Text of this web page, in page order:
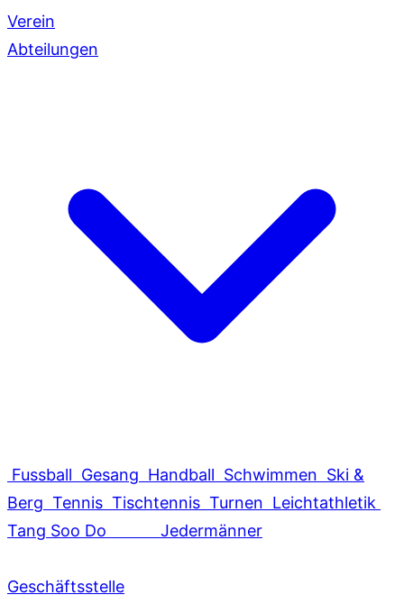
Verein
Abteilungen
Fussball Gesang Handball Schwimmen Ski &
Berg Tennis Tischtennis Turnen Leichtathletik
Tang Soo Do
Jedermänner
Geschäftsstelle